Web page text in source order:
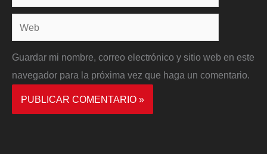
electrónico*
Web
Guardar mi nombre, correo electrónico y sitio web en este
navegador para la próxima vez que haga un comentario.